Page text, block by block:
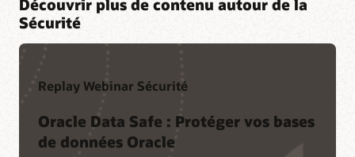
Découvrir plus de contenu autour de la
Sécurité
Replay Webinar Sécurité
Oracle Data Safe : Protéger vos bases
de données Oracle